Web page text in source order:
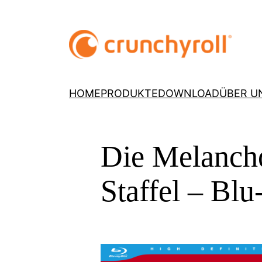
HOMEPRODUKTEDOWNLOADÜBER
Die
Staffel –